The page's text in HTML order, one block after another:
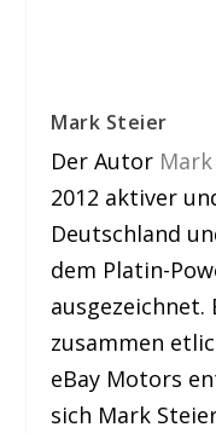
Mark Steier
Der Autor
2012 aktiver
Deutschland
dem Platin-
ausgezeichnet.
zusammen
eBay Motors
sich Mark